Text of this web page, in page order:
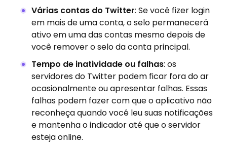
Várias contas do Twitter: Se você fizer login
em mais de uma conta, o selo permanecerá
ativo em uma das contas mesmo depois de
você remover o selo da conta principal.
Tempo de inatividade ou falhas: os
servidores do Twitter podem ficar fora do ar
ocasionalmente ou apresentar falhas. Essas
falhas podem fazer com que o aplicativo não
reconheça quando você leu suas notificações
e mantenha o indicador até que o servidor
esteja online.